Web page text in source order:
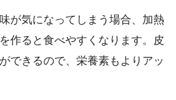
が気になってしまう場合、加熱
作ると食べやすくなります。皮
できるので、栄養素もよりアッ